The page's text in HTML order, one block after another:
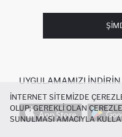
UYGULAMAMIZI İNDIRIN
İNTERNET SITEMIZDE
OLUP; GEREKLI OLAN
SUNULMASI AMACIYLA